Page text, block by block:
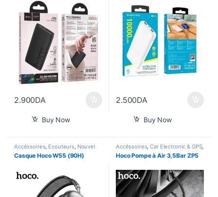
2.900DA
Buy Now
2.500DA
Buy Now
Accéssoires, Écouteurs, Nouvel
Arrivage ,Pour Femme, Son
Casque Hoco W55 (90H)
Accéssoires,Car Electronic & GPS,
En Promo Gadgets Nouvel
Arrivage,Smart Home
Hoco Pompe à Air 3,5Bar ZP5